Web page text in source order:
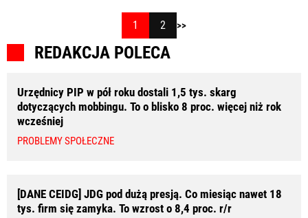
1 2 >>
REDAKCJA POLECA
Urzędnicy PIP w pół roku dostali 1,5 tys. skarg
dotyczących mobbingu. To o blisko 8 proc. więcej niż rok
wcześniej
PROBLEMY SPOŁECZNE
[DANE CEIDG] JDG pod dużą presją. Co miesiąc nawet 18
tys. firm się zamyka. To wzrost o 8,4 proc. r/r